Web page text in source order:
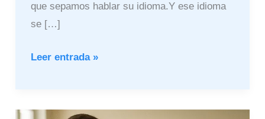
que sepamos hablar su idioma.Y ese idioma
se […]
Leer entrada »